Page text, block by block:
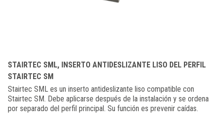
STAIRTEC SML, INSERTO ANTIDESLIZANTE LISO DEL PERFIL
STAIRTEC SM
Stairtec SML es un inserto antideslizante liso compatible con
Stairtec SM. Debe aplicarse después de la instalación y se ordena
por separado del perfil principal. Su función es prevenir caídas.